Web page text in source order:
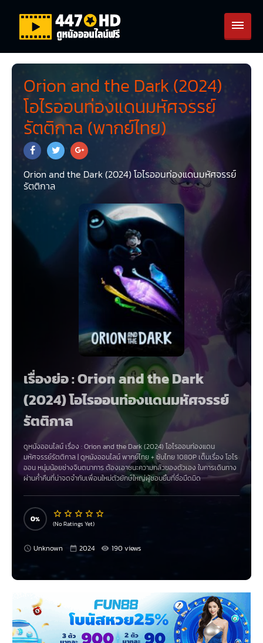
Orion and the Dark (2024)
โอไรออนท่องแดนมหัศจรรย์
รัตติกาล (พากย์ไทย)
Orion and the Dark (2024) โอไรออนท่องแดนมหัศจรรย์
รัตติกาล
เรื่องย่อ : Orion and the Dark
(2024) โอไรออนท่องแดนมหัศจรรย์
รัตติกาล
ดูหนังออนไลน์ เรื่อง :Orion and the Dark (2024) โอไรออนท่องแดน
มหัศจรรย์รัตติกาล|ดูหนังออนไลน์พากย์ไทย+ซับไทย1080Pเต็มเรื่อง โอไร
ออน หนุ่มน้อยช่างจินตนาการ ต้องเอาชนะความกลัวของตัวเอง ในการเดินทาง
ผ่านค่ำคืนที่น่าจดจำกับเพื่อนใหม่ตัวยักษ์ใหญ่ผู้ชอบยิ้มที่ชื่อมืดมิด
0 (No Ratings Yet)
Unknown 2024 190 views